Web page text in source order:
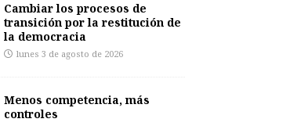
Cambiar los procesos de
transición por la restitución de
la democracia
lunes 3 de agosto de 2026
Menos competencia, más
controles